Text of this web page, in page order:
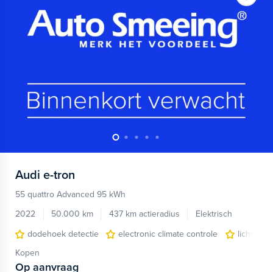
Audi e-tron
55 quattro Advanced 95 kWh
2022
50.000 km 437 km actieradius
Elektrisch
dodehoek detectie
electronic climate controle
Kopen
Op aanvraag